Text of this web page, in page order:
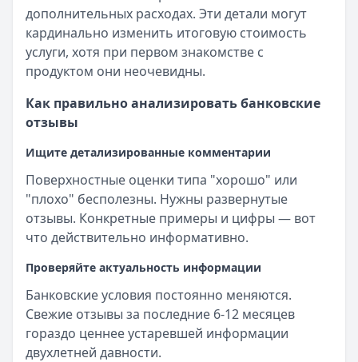
дополнительных расходах. Эти детали могут
кардинально изменить итоговую стоимость
услуги, хотя при первом знакомстве с
продуктом они неочевидны.
Как правильно анализировать банковские
отзывы
Ищите детализированные комментарии
Поверхностные оценки типа "хорошо" или
"плохо" бесполезны. Нужны развернутые
отзывы. Конкретные примеры и цифры — вот
что действительно информативно.
Проверяйте актуальность информации
Банковские условия постоянно меняются.
Свежие отзывы за последние 6-12 месяцев
гораздо ценнее устаревшей информации
двухлетней давности.